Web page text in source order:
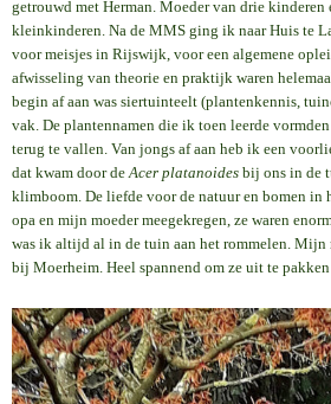
getrouwd met Herman. Moeder van drie kinderen
kleinkinderen. Na de MMS ging ik naar Huis te
voor meisjes in Rijswijk, voor een algemene
afwisseling van theorie en praktijk waren
begin af aan was siertuinteelt (plantenkennis,
vak. De plantennamen die ik toen leerde
terug te vallen. Van jongs af aan heb ik een
dat kwam door deAcer platanoides bij ons in de
klimboom. De liefde voor de natuur en bomen
opa en mijn moeder meegekregen, ze waren
was ik altijd al in de tuin aan het rommelen. Mijn
bij Moerheim. Heel spannend om ze uit te